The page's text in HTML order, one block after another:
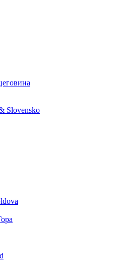
Slovensko